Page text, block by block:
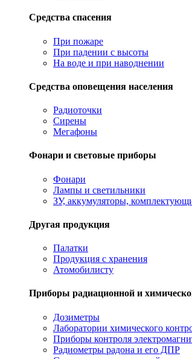
Средства спасения
При пожаре
При падении с высоты
На воде и при наводнении
Средства оповещения населения
Радиоточки
Сирены
Мегафоны
Фонари и световые приборы
Фонари
Лампы и светильники
ЗУ, аккумуляторы,
Другая продукция
Палатки
Продукция с хранения
Атомобилисту
Приборы радиационной и
Дозиметры
Лаборатории химического
Приборы контроля
Радиометры радона и его ДПР